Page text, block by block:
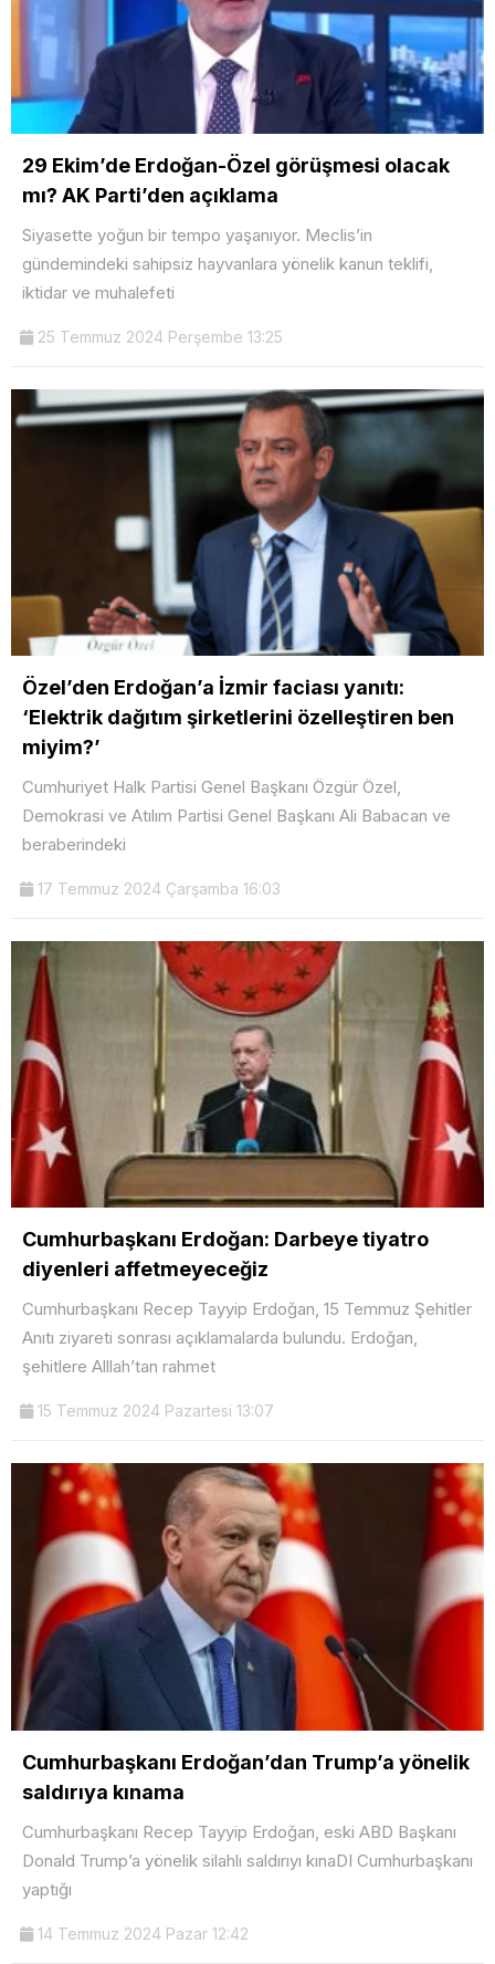
29 Ekim’de Erdoğan-Özel görüşmesi olacak
mı? AK Parti’den açıklama
Siyasette yoğun bir tempo yaşanıyor. Meclis’in
gündemindeki sahipsiz hayvanlara yönelik kanun teklifi,
iktidar ve muhalefeti
25 Temmuz 2024 Perşembe 13:25
Özel’den Erdoğan’a İzmir faciası yanıtı:
‘Elektrik dağıtım şirketlerini özelleştiren ben
miyim?’
Cumhuriyet Halk Partisi Genel Başkanı Özgür Özel,
Demokrasi ve Atılım Partisi Genel Başkanı Ali Babacan ve
beraberindeki
17 Temmuz 2024 Çarşamba 16:03
Cumhurbaşkanı Erdoğan: Darbeye tiyatro
diyenleri affetmeyeceğiz
Cumhurbaşkanı Recep Tayyip Erdoğan, 15 Temmuz Şehitler
Anıtı ziyareti sonrası açıklamalarda bulundu. Erdoğan,
şehitlere Alllah’tan rahmet
15 Temmuz 2024 Pazartesi 13:07
Cumhurbaşkanı Erdoğan’dan Trump’a yönelik
saldırıya kınama
Cumhurbaşkanı Recep Tayyip Erdoğan, eski ABD Başkanı
Donald Trump’a yönelik silahlı saldırıyı kınaDI Cumhurbaşkanı
yaptığı
14 Temmuz 2024 Pazar 12:42